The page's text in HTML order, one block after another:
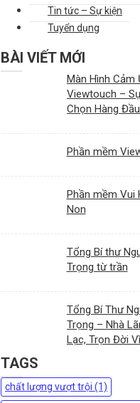
Tin tức – Sự kiện
Tuyển dụng
BÀI VIẾT MỚI
Màn Hình Cảm
Viewtouch –
Chọn Hàng
Phần mềm
Phần mềm Vui
Non
Tổng Bí thư
Trọng từ trần
Tổng Bí Thư
Trọng – Nhà
Lạc, Trọn Đời
TAGS
chất lượng vượt trội (1)